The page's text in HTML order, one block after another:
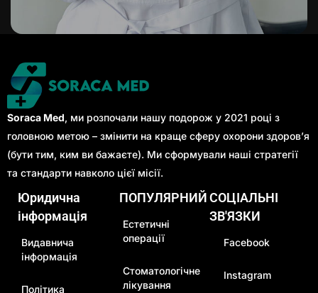
Soraca Med, ми розпочали нашу подорож у 2021 році з
головною метою – змінити на краще сферу охорони здоров’я
(бути тим, ким ви бажаєте). Ми сформували наші стратегії
та стандарти навколо цієї місії.
Юридична
інформація
Видавнича
інформація
Політика
ПОПУЛЯРНИЙ
Естетичні
операції
Стоматологічне
лікування
СОЦІАЛЬНІ
ЗВ'ЯЗКИ
Facebook
Instagram